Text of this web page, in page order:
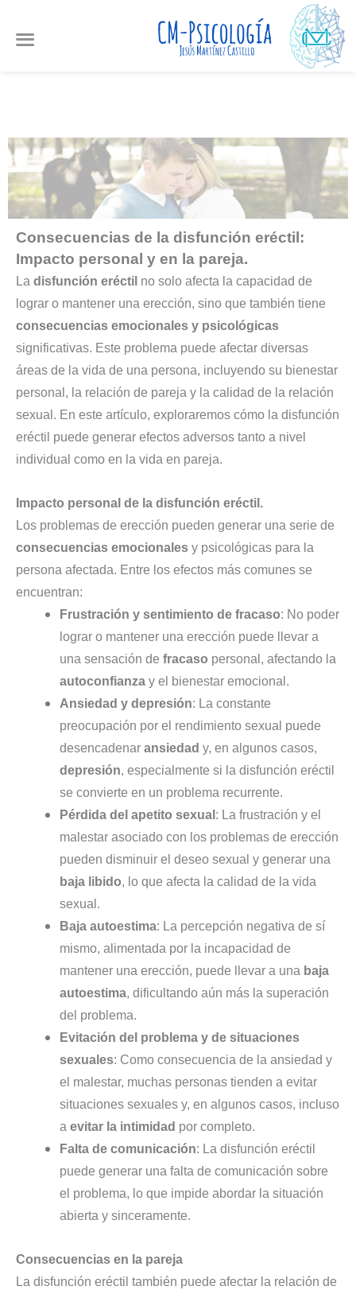
Consecuencias de la disfunción eréctil:
Impacto personal y en la pareja.
La disfunción eréctil no solo afecta la capacidad de
lograr o mantener una erección, sino que también tiene
consecuencias emocionales y psicológicas
significativas. Este problema puede afectar diversas
áreas de la vida de una persona, incluyendo su bienestar
personal, la relación de pareja y la calidad de la relación
sexual. En este artículo, exploraremos cómo la disfunción
eréctil puede generar efectos adversos tanto a nivel
individual como en la vida en pareja.
Impacto personal de la disfunción eréctil.
Los problemas de erección pueden generar una serie de
consecuencias emocionales y psicológicas para la
persona afectada. Entre los efectos más comunes se
encuentran:
Frustración y sentimiento de fracaso: No poder
lograr o mantener una erección puede llevar a
una sensación de fracaso personal, afectando la
autoconfianzay el bienestar emocional.
Ansiedad y depresión: La constante
preocupación por el rendimiento sexual puede
desencadenar ansiedad y, en algunos casos,
depresión, especialmente si la disfunción eréctil
se convierte en un problema recurrente.
Pérdida del apetito sexual : La frustración y el
malestar asociado con los problemas de erección
pueden disminuir el deseo sexual y generar una
baja libido, lo que afecta la calidad de la vida
sexual.
Baja autoestima: La percepción negativa de sí
mismo, alimentada por la incapacidad de
mantener una erección, puede llevar a una baja
autoestima, dificultando aún más la superación
del problema.
Evitación del problema y de situaciones
sexuales: Como consecuencia de la ansiedad y
el malestar, muchas personas tienden a evitar
situaciones sexuales y, en algunos casos, incluso
a evitar la intimidad por completo.
Falta de comunicación: La disfunción eréctil
puede generar una falta de comunicación sobre
el problema, lo que impide abordar la situación
abierta y sinceramente.
Consecuencias en la pareja
La disfunción eréctil también puede afectar la relación de